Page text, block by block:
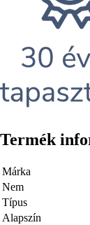
Termék
Márka
Nem
Típus
Alapszín